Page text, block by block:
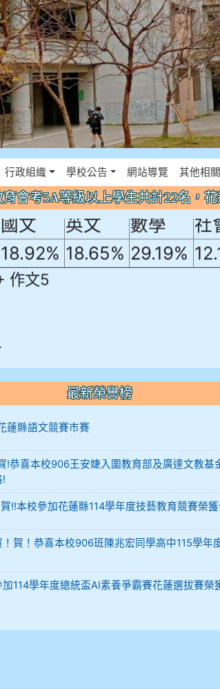
定
行政組織 學校公告 網站導覽 其他相
會考5A等級以上學生共計22名，花
育會考5A等級以上學生
國文 英文 數學 社
18.92% 18.65% 29.19%
作文5
最新榮譽榜
蓮縣語文競賽市賽
恭喜本校906王安婕入圍教育部及廣達文教基
!
!!本校參加花蓮縣114學年度技藝教育競賽榮
賀！恭喜本校906班陳兆宏同學高中115學年
114學年度總統盃AI素養爭霸賽花蓮選拔賽榮